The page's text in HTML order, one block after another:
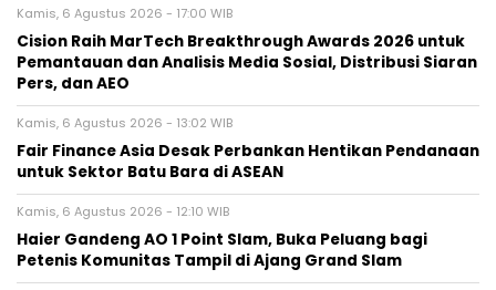
Kamis, 6 Agustus 2026 - 17:00 WIB
Cision Raih MarTech Breakthrough Awards 2026 untuk
Pemantauan dan Analisis Media Sosial, Distribusi Siaran
Pers, dan AEO
Kamis, 6 Agustus 2026 - 13:02 WIB
Fair Finance Asia Desak Perbankan Hentikan Pendanaan
untuk Sektor Batu Bara di ASEAN
Kamis, 6 Agustus 2026 - 12:10 WIB
Haier Gandeng AO 1 Point Slam, Buka Peluang bagi
Petenis Komunitas Tampil di Ajang Grand Slam